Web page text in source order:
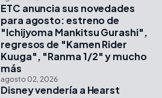
ETC anuncia sus novedades
para agosto: estreno de
"Ichijyoma Mankitsu Gurashi",
regresos de "Kamen Rider
Kuuga", "Ranma 1/2" y mucho
más
agosto 02, 2026
Disney vendería a Hearst